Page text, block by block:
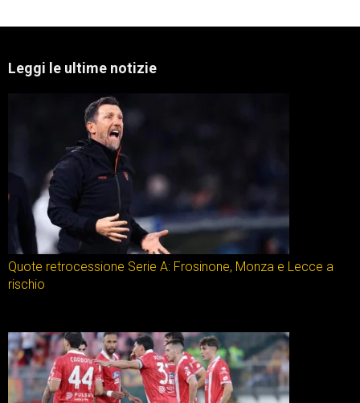
Leggi le ultime notizie
Quote retrocessione Serie A: Frosinone, Monza e Lecce a
rischio